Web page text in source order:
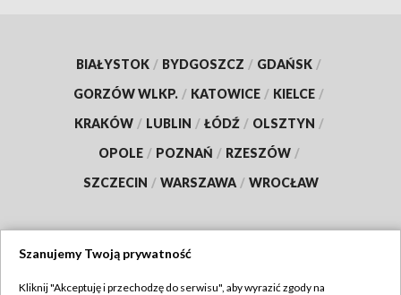
BIAŁYSTOK / BYDGOSZCZ / GDAŃSK /
GORZÓW WLKP. / KATOWICE / KIELCE /
KRAKÓW / LUBLIN / ŁÓDŹ / OLSZTYN /
OPOLE / POZNAŃ / RZESZÓW /
SZCZECIN / WARSZAWA / WROCŁAW
Szanujemy Twoją prywatność
Kliknij "Akceptuję i przechodzę do serwisu", aby wyrazić zgody na